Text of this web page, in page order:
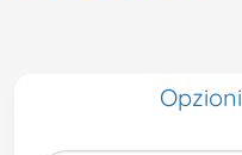
Opzioni